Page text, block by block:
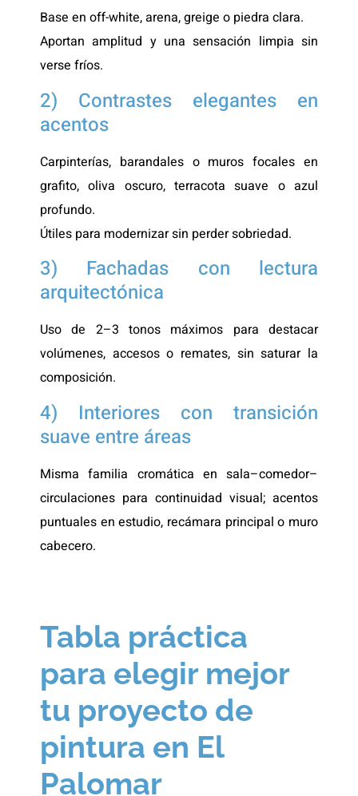
Base en off-white, arena, greige o piedra clara.
Aportan amplitud y una sensación limpia sin
verse fríos.
2) Contrastes elegantes en
acentos
Carpinterías, barandales o muros focales en
grafito, oliva oscuro, terracota suave o azul
profundo.
Útiles para modernizar sin perder sobriedad.
3) Fachadas con lectura
arquitectónica
Uso de 2–3 tonos máximos para destacar
volúmenes, accesos o remates, sin saturar la
composición.
4) Interiores con transición
suave entre áreas
Misma familia cromática en sala–comedor–
circulaciones para continuidad visual; acentos
puntuales en estudio, recámara principal o muro
cabecero.
Tabla práctica
para elegir mejor
tu proyecto de
pintura en El
Palomar